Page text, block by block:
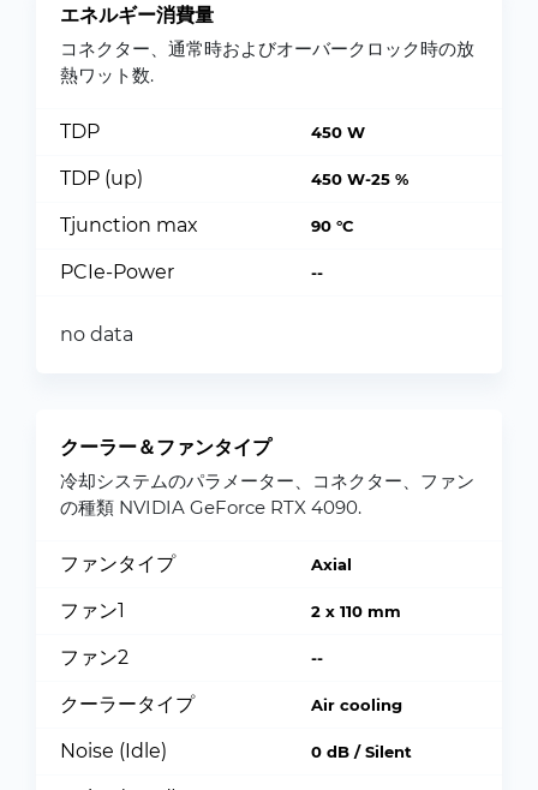
エネルギー消費量
コネクター、通常時およびオーバークロック時の放
熱ワット数.
TDP 450 W
TDP (up) 450 W-25 %
Tjunction max 90 °C
PCIe-Power --
no data
クーラー＆ファンタイプ
冷却システムのパラメーター、コネクター、ファン
の種類 NVIDIA GeForce RTX 4090.
ファンタイプ Axial
ファン1 2 x 110 mm
ファン2 --
クーラータイプ Air cooling
Noise (Idle) 0 dB / Silent